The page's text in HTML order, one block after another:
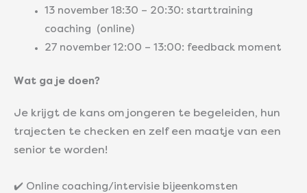
13 november 18:30 – 20:30: starttraining
coaching (online)
27 november 12:00 – 13:00: feedback moment
Wat ga je doen?
Je krijgt de kans om jongeren te begeleiden, hun
trajecten te checken en zelf een maatje van een
senior te worden!
✔️ Online coaching/intervisie bijeenkomsten